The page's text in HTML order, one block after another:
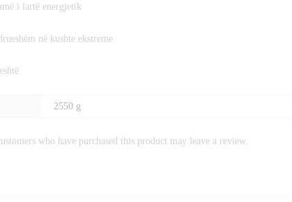
i lartë energjetik
në kushte ekstreme
2550 g
who have purchased this product may leave a review.